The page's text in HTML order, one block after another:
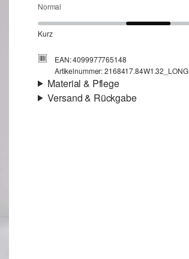
Normal
Kurz
EAN: 4099977765148
Artikelnummer: 2168417.84W1.32_LONG
Material & Pflege
Versand & Rückgabe